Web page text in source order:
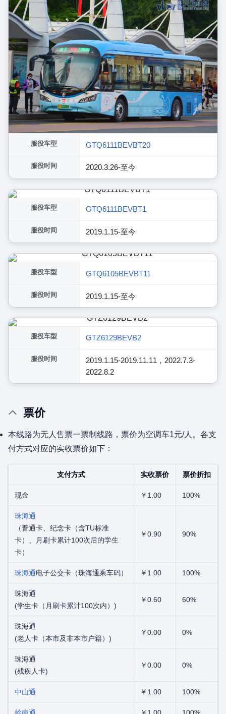
服役车型 GTQ6111BEVBT20
服役时间 2020.3.26-至今
服役车型 GTQ6111BEVBT1
服役时间 2019.1.15-至今
服役车型 GTQ6105BEVBT11
服役时间 2019.1.15-至今
服役车型 GTZ6129BEVB2
服役时间
2019.1.15-2019.11.11，2022.7.3-
2022.8.2
票价
本线路为无人售票一票制线路，票价为空调车1元/人。各支
付方式对应的实收票价如下：
支付方式 实收票价 票价折扣
现金 ￥1.00 100%
珠海通
（普通卡、纪念卡（含TU标准
卡）、月刷卡累计100次后的学生
卡）
￥0.90 90%
珠海通电子公交卡（珠海通乘车码） ￥1.00 100%
珠海通
(学生卡（月刷卡累计100次内）)
￥0.60 60%
珠海通
(老人卡（本市及非本市户籍）)
￥0.00 0%
珠海通
(残疾人卡)
￥0.00 0%
中山通 ￥1.00 100%
岭南通 ￥1.00 100%